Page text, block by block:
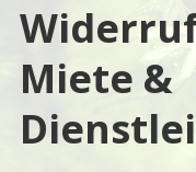
Miete &